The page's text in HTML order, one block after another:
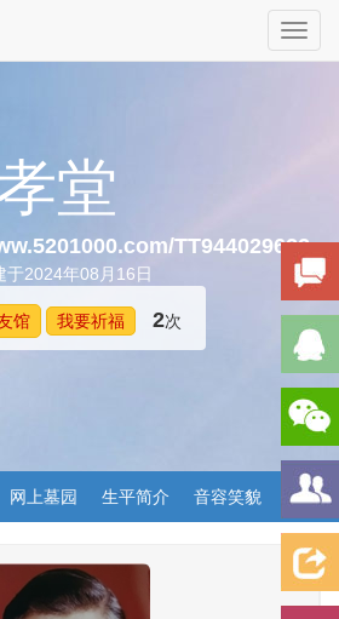
堂
TT944029622
于2024年08月16日
馆 我要祈福 2次
网上墓园 生平简介 音容笑貌